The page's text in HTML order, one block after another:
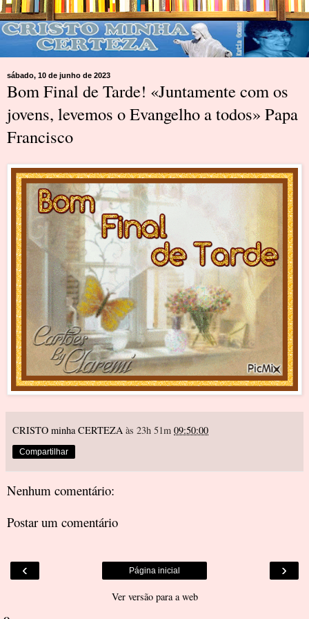
sábado, 10 de junho de 2023
Bom Final de Tarde! «Juntamente com os
jovens, levemos o Evangelho a todos» Papa
Francisco
CRISTO minha CERTEZA às 23h 51m 09:50:00
Compartilhar
Nenhum comentário:
Postar um comentário
‹ ›
Página inicial
Ver versão para a web